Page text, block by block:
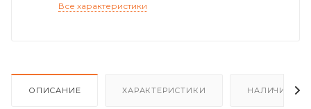
Все характеристики
ОПИСАНИЕ ХАРАКТЕРИСТИКИ НАЛИЧИЕ